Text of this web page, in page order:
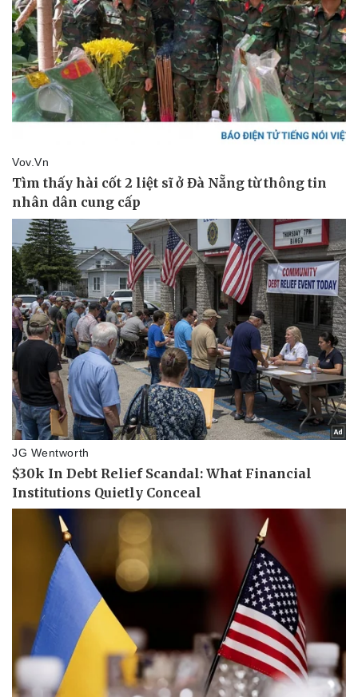
Pháp luật
Vụ án
Quân sự - Quốc phòng
Vũ khí